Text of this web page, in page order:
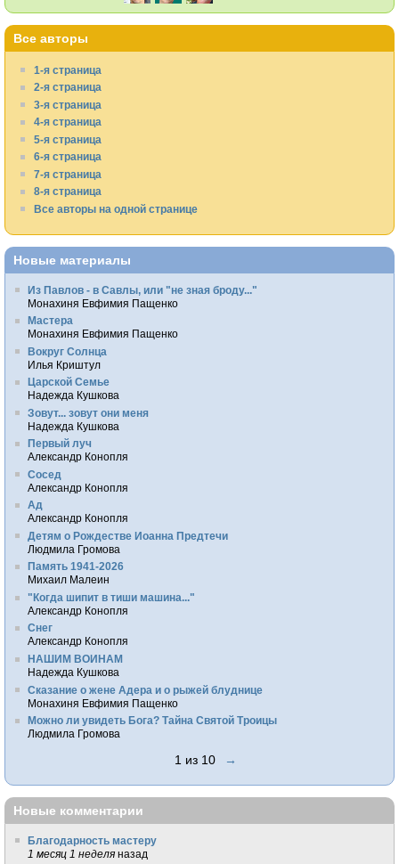
Все авторы
1-я страница
2-я страница
3-я страница
4-я страница
5-я страница
6-я страница
7-я страница
8-я страница
Все авторы на одной странице
Новые материалы
Из Павлов - в Савлы, или "не зная броду..."
Монахиня Евфимия Пащенко
Мастера
Монахиня Евфимия Пащенко
Вокруг Солнца
Илья Криштул
Царской Семье
Надежда Кушкова
Зовут... зовут они меня
Надежда Кушкова
Первый луч
Александр Конопля
Сосед
Александр Конопля
Ад
Александр Конопля
Детям о Рождестве Иоанна Предтечи
Людмила Громова
Память 1941-2026
Михаил Малеин
"Когда шипит в тиши машина..."
Александр Конопля
Снег
Александр Конопля
НАШИМ ВОИНАМ
Надежда Кушкова
Сказание о жене Адера и о рыжей блуднице
Монахиня Евфимия Пащенко
Можно ли увидеть Бога? Тайна Святой Троицы
Людмила Громова
1 из 10 →
Новые комментарии
Благодарность мастеру
1 месяц 1 неделя назад